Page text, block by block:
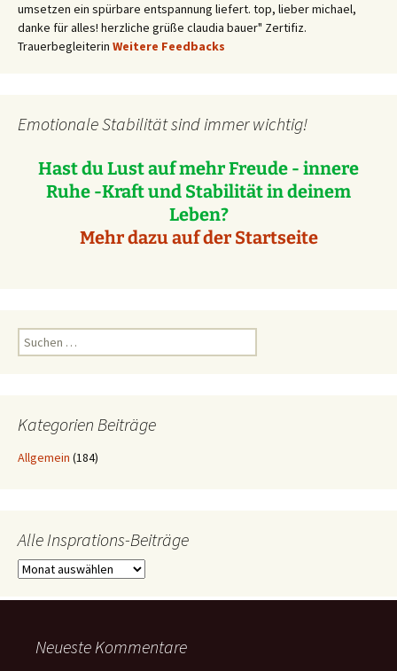
umsetzen ein spürbare entspannung liefert. top, lieber michael,
danke für alles! herzliche grüße claudia bauer" Zertifiz.
Trauerbegleiterin Weitere Feedbacks
Emotionale Stabilität sind immer wichtig!
Hast du Lust auf mehr Freude - innere
Ruhe -Kraft und Stabilität in deinem
Leben?
Mehr dazu auf der Startseite
Suchen
nach:
Kategorien Beiträge
Allgemein (184)
Alle Insprations-Beiträge
Alle
Beiträge
Neueste Kommentare